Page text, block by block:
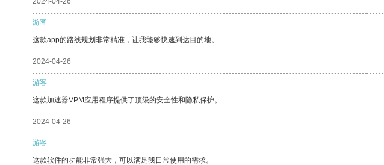
游客
这款app的路线规划非常精准，让我能够快速到达目的地。
2024-04-26
游客
这款加速器VPM应用程序提供了顶级的安全性和隐私保护。
2024-04-26
游客
这款软件的功能非常强大，可以满足我日常使用的需求。